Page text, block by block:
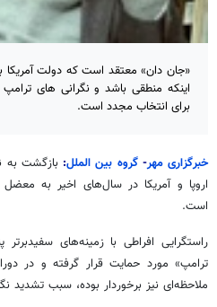
«جان دان» معتقد است که دولت
اینکه منطقی باشد و نگرانی های
برای انتخاب مجدد است.
خبرگزاری مهر-گروه بین الملل: بازگشت به
اروپا و آمریکا در سال‌های اخیر به
است.
راستگرایی افراطی با زمینه‌های
ترامپ» مورد حمایت قرار گرفته و در
ملاحظه‌ای نیز برخوردار بوده، سبب